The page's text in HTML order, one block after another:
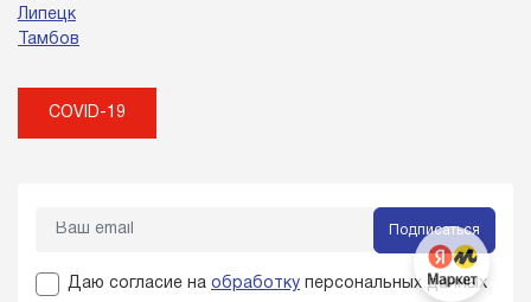
Липецк
Тамбов
COVID-19
Подписаться
Даю согласие на обработку персональных данных